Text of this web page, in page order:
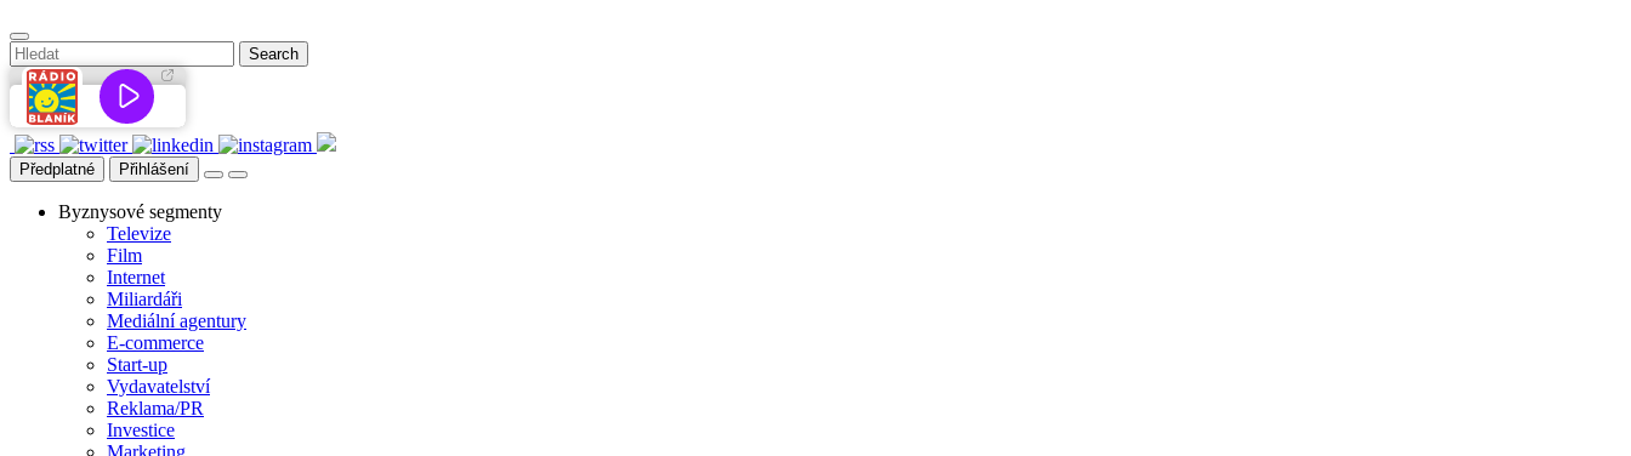
Předplatné Přihlášení
Byznysové segmenty
Televize
Film
Internet
Miliardáři
Mediální agentury
E-commerce
Start-up
Vydavatelství
Reklama/PR
Investice
Marketing